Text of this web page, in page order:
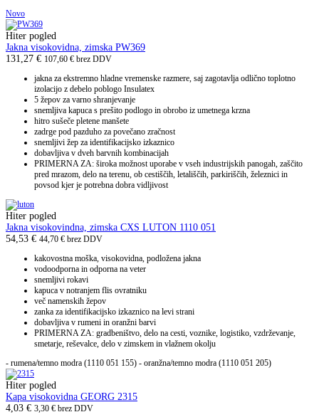
Novo
Hiter pogled
Jakna visokovidna, zimska PW369
131,27 € 107,60 € brez DDV
jakna za ekstremno hladne vremenske razmere, saj zagotavlja odlično toplotno
izolacijo z debelo poblogo Insulatex
5 žepov za varno shranjevanje
snemljiva kapuca s prešito podlogo in obrobo iz umetnega krzna
hitro sušeče pletene manšete
zadrge pod pazduho za povečano zračnost
snemljivi žep za identifikacijsko izkaznico
dobavljiva v dveh barvnih kombinacijah
PRIMERNA ZA: široka možnost uporabe v vseh industrijskih panogah, zaščito
pred mrazom, delo na terenu, ob cestiščih, letališčih, parkiriščih, železnici in
povsod kjer je potrebna dobra vidljivost
Hiter pogled
Jakna visokovindna, zimska CXS LUTON 1110 051
54,53 € 44,70 € brez DDV
kakovostna moška, visokovidna, podložena jakna
vodoodporna in odporna na veter
snemljivi rokavi
kapuca v notranjem flis ovratniku
več namenskih žepov
zanka za identifikacijsko izkaznico na levi strani
dobavljiva v rumeni in oranžni barvi
PRIMERNA ZA: gradbeništvo, delo na cesti, voznike, logistiko, vzdrževanje,
smetarje, reševalce, delo v zimskem in vlažnem okolju
- rumena/temno modra (1110 051 155) - oranžna/temno modra (1110 051 205)
Hiter pogled
Kapa visokovidna GEORG 2315
4,03 € 3,30 € brez DDV